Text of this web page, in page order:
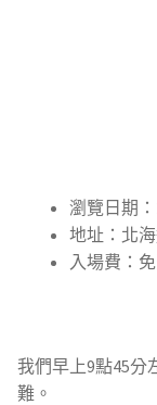
瀏覽日期：
地址：北
入場費：
我們早上9點45分
難。